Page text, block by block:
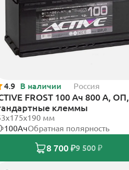
4.9 В наличии Россия
FROST 100 Ач 800 А, ОП,
клеммы
мм
100АчОбратная полярность
8 700 ₽9 500 ₽